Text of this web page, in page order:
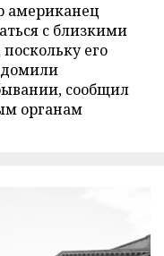
американец
с близкими
его
сообщил
органам